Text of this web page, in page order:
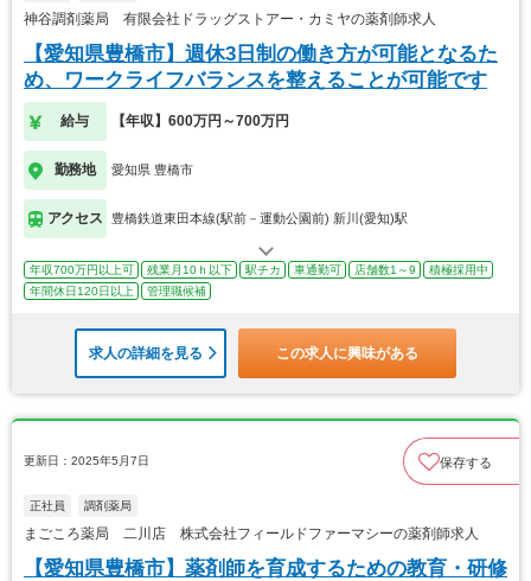
神谷調剤薬局 有限会社ドラッグストアー・カミヤの薬剤師求人
【愛知県豊橋市】週休3日制の働き方が可能となるた
め、ワークライフバランスを整えることが可能です
給与 【年収】600万円～700万円
勤務地 愛知県 豊橋市
アクセス 豊橋鉄道東田本線(駅前－運動公園前) 新川(愛知)駅
年収700万円以上可 残業月10ｈ以下 駅チカ 車通勤可 店舗数1～9
積極採用中
年間休日120日以上
管理職候補
求人の詳細を見る この求人に興味がある
更新日：2025年5月7日 保存する
正社員 調剤薬局
まごころ薬局 二川店 株式会社フィールドファーマシーの薬剤師求人
【愛知県豊橋市】薬剤師を育成するための教育・研修